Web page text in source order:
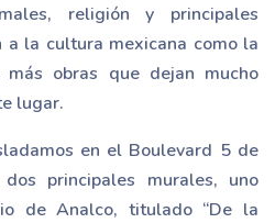
religión y principales
a la cultura mexicana como la
obras que dejan mucho
lugar.
en el Boulevard 5 de
principales murales, uno
de Analco, titulado “De la